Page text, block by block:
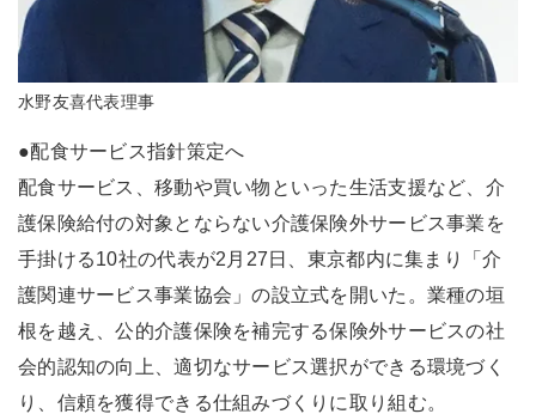
水野友喜代表理事
●配食サービス指針策定へ
配食サービス、移動や買い物といった生活支援など、介
護保険給付の対象とならない介護保険外サービス事業を
手掛ける10社の代表が2月27日、東京都内に集まり「介
護関連サービス事業協会」の設立式を開いた。業種の垣
根を越え、公的介護保険を補完する保険外サービスの社
会的認知の向上、適切なサービス選択ができる環境づく
り、信頼を獲得できる仕組みづくりに取り組む。